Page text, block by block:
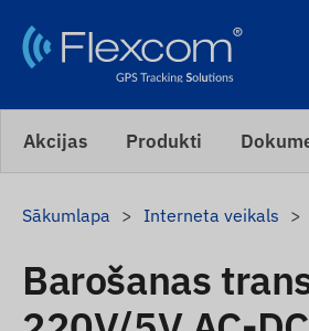
Akcijas Produkti
Sākumlapa Interneta veikals
Barošanas